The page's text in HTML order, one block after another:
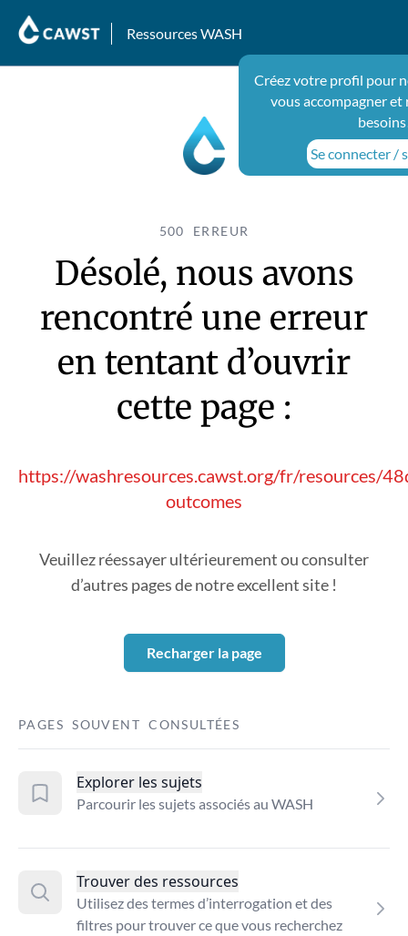
Ressources WASH
Créez votre profil pour
vous accompagner et
Se connecter /
500 ERREUR
Désolé, nous avons
rencontré une erreur
en tentant d’ouvrir
cette page :
https://washresources.cawst.org/fr/resources/
outcomes
Veuillez réessayer ultérieurement ou consulter
d’autres pages de notre excellent site !
Recharger la page
PAGES SOUVENT CONSULTÉES
Explorer les sujets
Parcourir les sujets associés au WASH
Trouver des ressources
Utilisez des termes d’interrogation et des
filtres pour trouver ce que vous recherchez